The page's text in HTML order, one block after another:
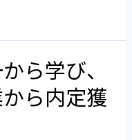
ら学び、
ら内定獲